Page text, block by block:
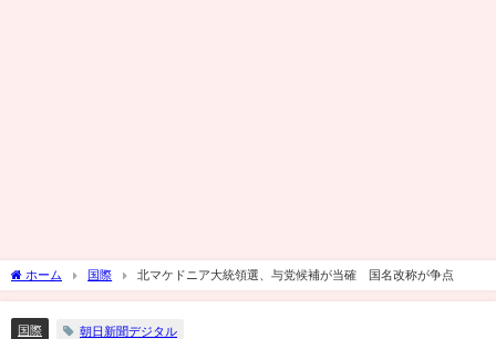
ホーム 国際 北マケドニア大統領選、与党候補が当確 国名改称が争点
国際 朝日新聞デジタル